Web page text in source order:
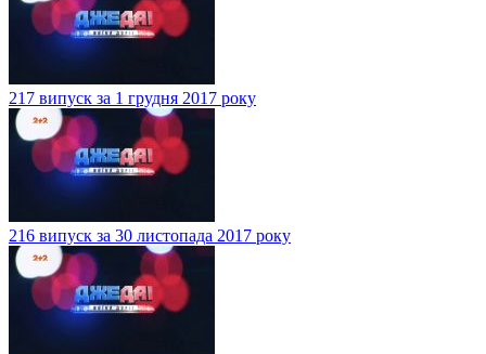
217 випуск за 1 грудня 2017 року
216 випуск за 30 листопада 2017 року